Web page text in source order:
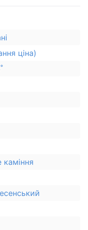
ціна)
каміння